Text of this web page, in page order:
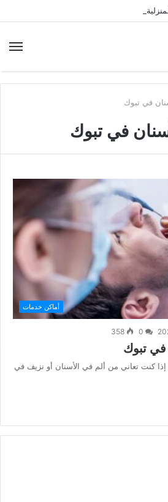
في تبوك
في تبوك
أماكن خدمات
358
في تبوك
كنت تعاني من ألم في الأسنان أو نزيف في